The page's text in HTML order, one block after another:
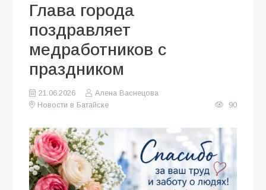
Глава города
поздравляет
медработников с
праздником
21.06.2026
Алена Васнецова
Новости в Батайске
90